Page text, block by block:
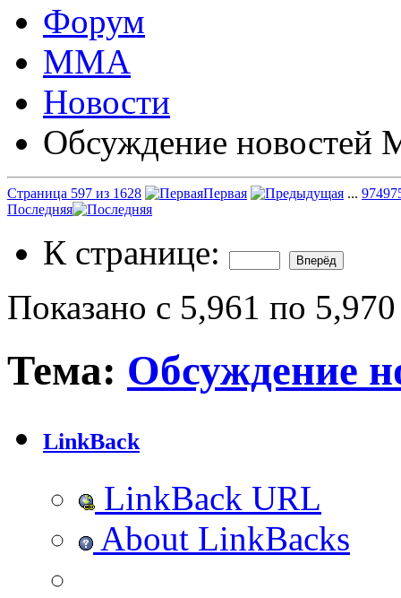
Форум
ММА
Новости
Обсуждение
Страница 597 из 1628 Первая ... 97497
Последняя
К странице:
Показано с 5,961 по
Тема: Обсуждение
LinkBack
LinkBack URL
About LinkBacks